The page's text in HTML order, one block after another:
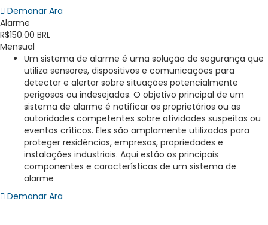
Demanar Ara
Alarme
R$150.00 BRL
Mensual
Um sistema de alarme é uma solução de segurança que
utiliza sensores, dispositivos e comunicações para
detectar e alertar sobre situações potencialmente
perigosas ou indesejadas. O objetivo principal de um
sistema de alarme é notificar os proprietários ou as
autoridades competentes sobre atividades suspeitas ou
eventos críticos. Eles são amplamente utilizados para
proteger residências, empresas, propriedades e
instalações industriais. Aqui estão os principais
componentes e características de um sistema de
alarme
Demanar Ara